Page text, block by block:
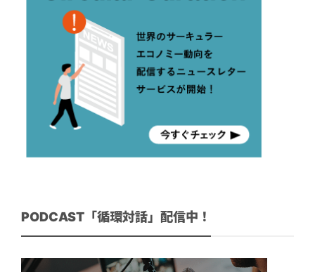
PODCAST「循環対話」配信中！